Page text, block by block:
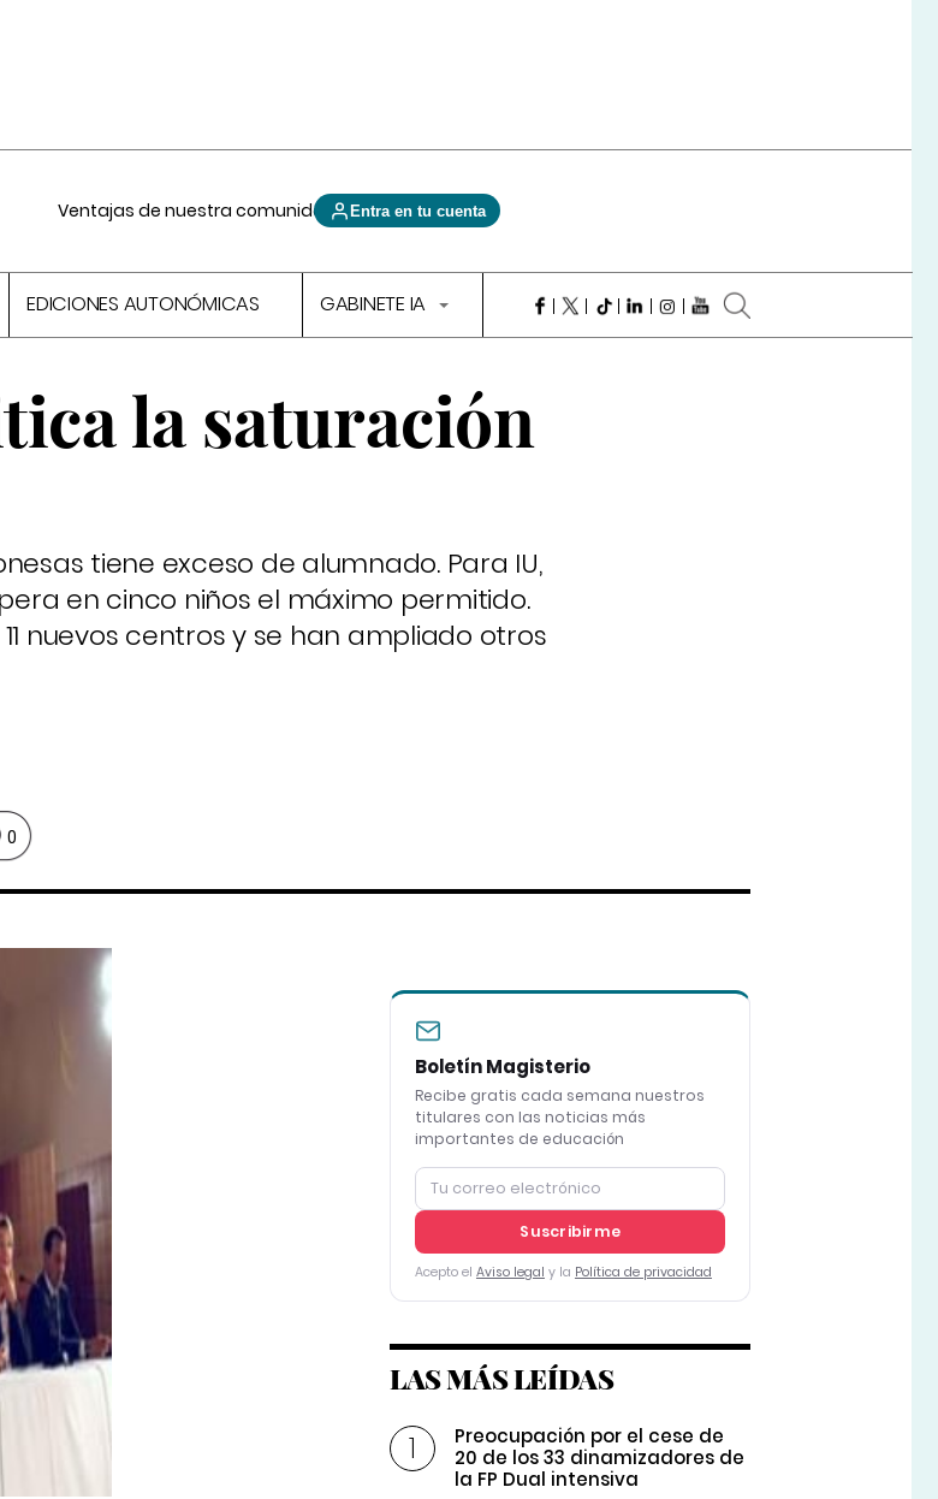
Ventajas de nuestra comunidad Entra en tu cuenta
EDICIONES AUTONÓMICAS GABINETE IA
la saturación
tiene exceso de alumnado. Para IU,
en cinco niños el máximo permitido.
nuevos centros y se han ampliado otros
0
Boletín Magisterio
Recibe gratis cada semana nuestros
titulares con las noticias más
importantes de educación
Suscribirme
Acepto el Aviso legal y la Política de privacidad
LAS MÁS LEÍDAS
Preocupación por el cese de
20 de los 33 dinamizadores de
la FP Dual intensiva